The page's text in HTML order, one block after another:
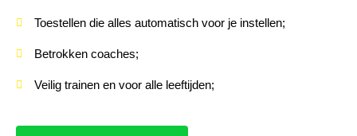
Toestellen die alles automatisch voor je instellen;
Betrokken coaches;
Veilig trainen en voor alle leeftijden;